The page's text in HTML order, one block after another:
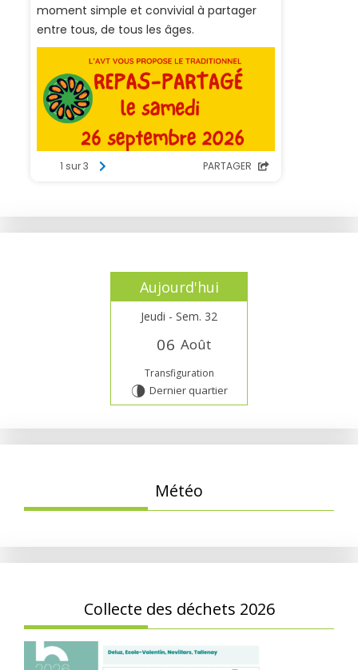
Aujourd'hui
Jeudi - Sem. 32
06 Août
Transfiguration
U Dernier quartier
Météo
Collecte des déchets 2026